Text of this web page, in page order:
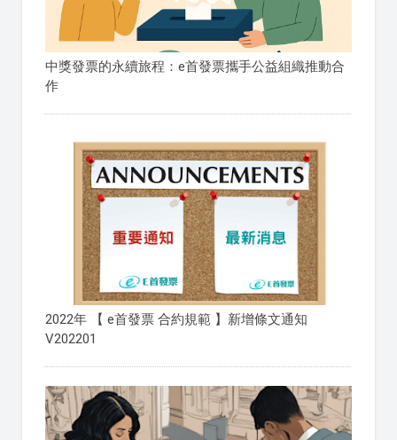
中獎發票的永續旅程：e首發票攜手公益組織推動合
作
2022年 【 e首發票 合約規範 】新增條文通知
V202201